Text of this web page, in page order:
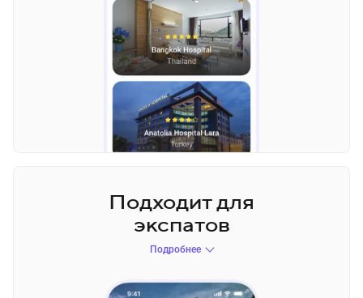
Подходит для
экспатов
Подробнее